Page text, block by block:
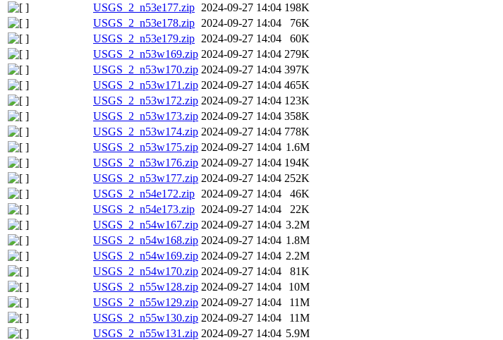
USGS_2_n53e177.zip 2024-09-27 14:04 198K
USGS_2_n53e178.zip 2024-09-27 14:04
76K
USGS_2_n53e179.zip 2024-09-27 14:04
60K
USGS_2_n53w169.zip 2024-09-27 14:04 279K
USGS_2_n53w170.zip 2024-09-27 14:04 397K
USGS_2_n53w171.zip 2024-09-27 14:04 465K
USGS_2_n53w172.zip 2024-09-27 14:04 123K
USGS_2_n53w173.zip 2024-09-27 14:04 358K
USGS_2_n53w174.zip 2024-09-27 14:04 778K
USGS_2_n53w175.zip 2024-09-27 14:04 1.6M
USGS_2_n53w176.zip 2024-09-27 14:04 194K
USGS_2_n53w177.zip 2024-09-27 14:04 252K
USGS_2_n54e172.zip 2024-09-27 14:04
46K
USGS_2_n54e173.zip 2024-09-27 14:04
22K
USGS_2_n54w167.zip 2024-09-27 14:04 3.2M
USGS_2_n54w168.zip 2024-09-27 14:04 1.8M
USGS_2_n54w169.zip 2024-09-27 14:04 2.2M
USGS_2_n54w170.zip 2024-09-27 14:04
81K
USGS_2_n55w128.zip 2024-09-27 14:04
10M
USGS_2_n55w129.zip 2024-09-27 14:04
11M
USGS_2_n55w130.zip 2024-09-27 14:04
11M
USGS_2_n55w131.zip 2024-09-27 14:04 5.9M